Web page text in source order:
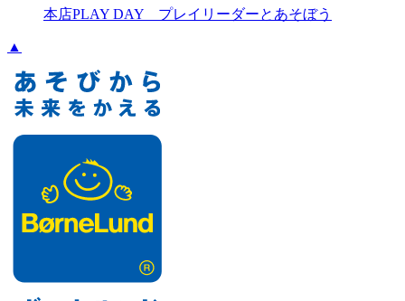
本店PLAY DAY プレイリーダーとあそぼう
▲